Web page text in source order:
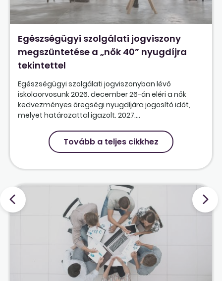
Egészségügyi szolgálati jogviszony
megszüntetése a „nők 40” nyugdíjra
tekintettel
Egészségügyi szolgálati jogviszonyban lévő
iskolaorvosunk 2026. december 26-án eléri a nők
kedvezményes öregségi nyugdíjára jogosító időt,
melyet határozattal igazolt. 2027....
Tovább a teljes cikkhez